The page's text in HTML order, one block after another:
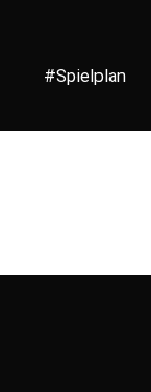
#Spielplan